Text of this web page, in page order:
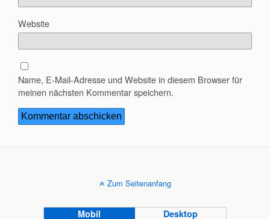
Website
Name, E-Mail-Adresse und Website in diesem Browser für
meinen nächsten Kommentar speichern.
Zum Seitenanfang
Mobil Desktop